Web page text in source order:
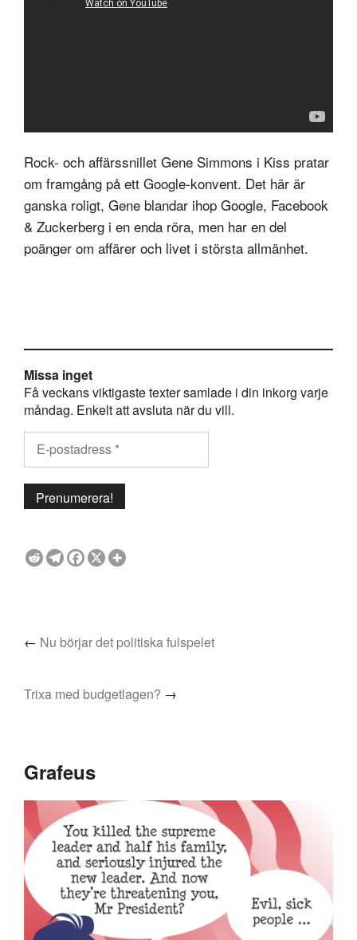
Rock- och affärssnillet Gene Simmons i Kiss pratar
om framgång på ett Google-konvent. Det här är
ganska roligt, Gene blandar ihop Google, Facebook
& Zuckerberg i en enda röra, men har en del
poänger om affärer och livet i största allmänhet.
Missa inget
Få veckans viktigaste texter samlade i din inkorg varje
måndag. Enkelt att avsluta när du vill.
← Nu börjar det politiska fulspelet
Trixa med budgetlagen? →
Grafeus